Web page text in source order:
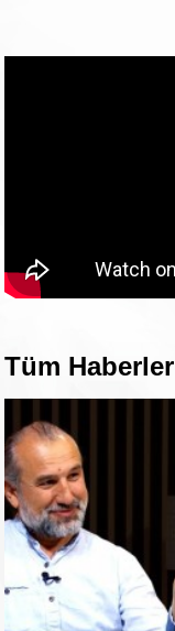
Tüm Haberler